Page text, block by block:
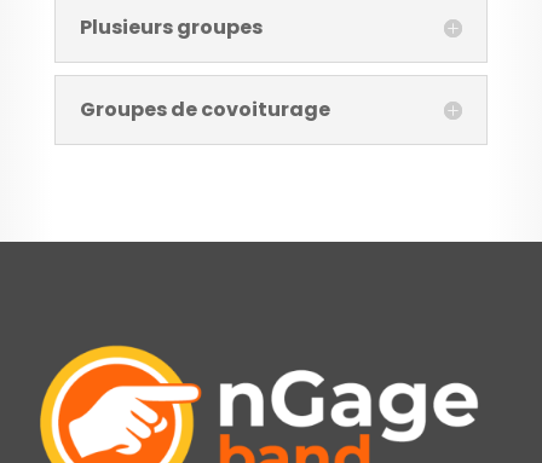
Plusieurs groupes
Groupes de covoiturage